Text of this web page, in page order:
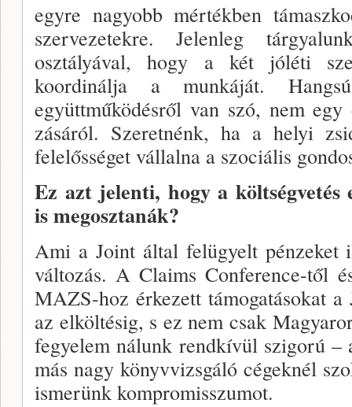
egyre nagyobb mértékben
szervezetekre. Jelenleg
osztályával, hogy a két jóléti
koordinálja a munkáját.
együttműködésről van szó, nem
zásáról. Szeretnénk, ha a helyi
felelősséget vállal­na a szociális
Ez azt jelenti, hogy a költségvetés
is meg­osztanák?
Ami a Joint által felügyelt pénzeket
változás. A Claims Conference-től
MAZS-hoz érkezett támoga­tásokat
az elköltésig, s ez nem csak
fegyelem ná­lunk rendkívül szigorú –
más nagy könyvvizsgáló cégeknél
ismerünk kompromisszumot.